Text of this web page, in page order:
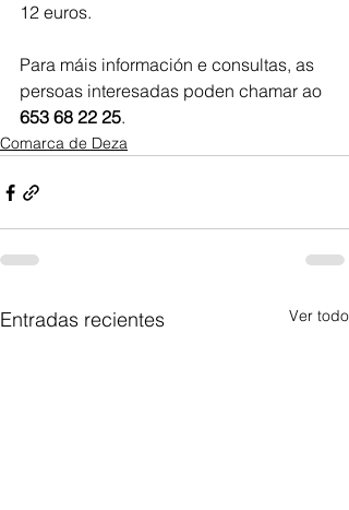
12 euros.
Para máis información e consultas, as
persoas interesadas poden chamar ao
653 68 22 25.
Comarca de Deza
Entradas recientes Ver todo